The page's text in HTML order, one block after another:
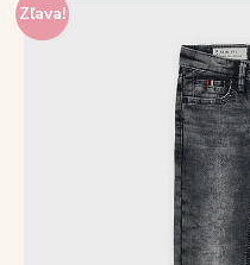
Zľava!